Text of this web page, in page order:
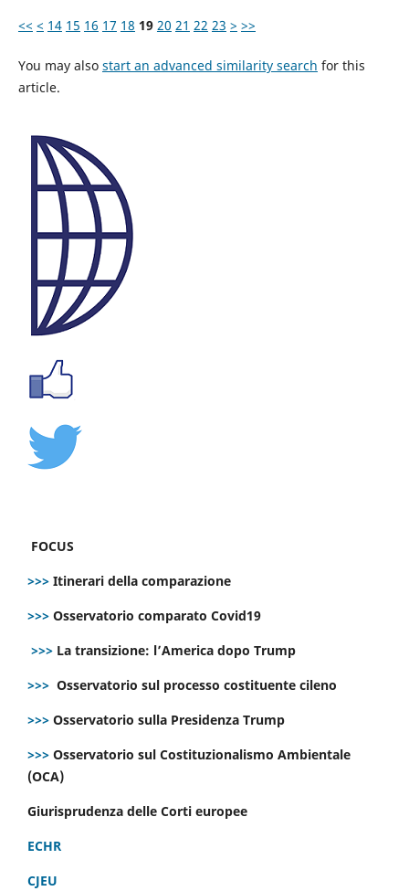
<< < 14 15 16 17 18 19 20 21 22 23 > >>
You may also start an advanced similarity search for this
article.
FOCUS
>>> Itinerari della comparazione
>>> Osservatorio comparato Covid19
>>> La transizione: l’America dopo Trump
>>> Osservatorio sul processo costituente cileno
>>> Osservatorio sulla Presidenza Trump
>>> Osservatorio sul Costituzionalismo Ambientale
(OCA)
Giurisprudenza delle Corti europee
ECHR
CJEU